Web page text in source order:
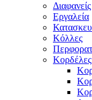
Εργαλεία
Κόλλες